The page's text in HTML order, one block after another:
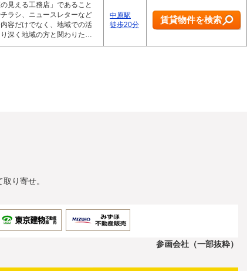
見える工務店」であること
ラシ、ニュースレターなど
容だけでなく、地域での活
深く地域の方と関わりた…
中原駅
徒歩20分
賃貸物件を検索
り寄せ。
参画会社（一部抜粋）